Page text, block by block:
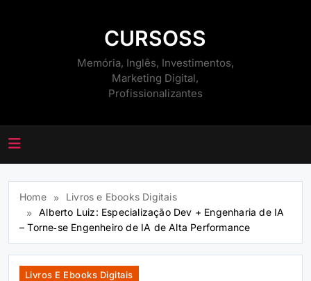
CURSOSS
Memória, Inglês, Investimentos,
Marketing Digital,
Profissionalizantes
Home
Livros e Ebooks Digitais
Alberto Luiz: Especialização Dev + Engenharia de IA
– Torne‑se Engenheiro de IA de Alta Performance
Livros E Ebooks Digitais